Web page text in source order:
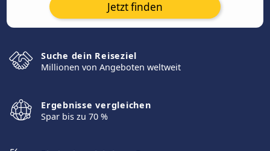
Jetzt finden
Suche dein Reiseziel
Millionen von Angeboten weltweit
Ergebnisse vergleichen
Spar bis zu 70 %